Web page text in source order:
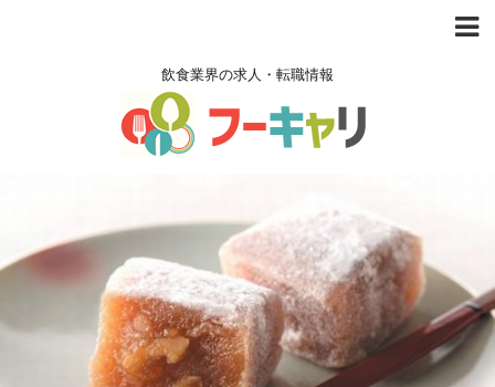
飲食業界の求人・転職情報